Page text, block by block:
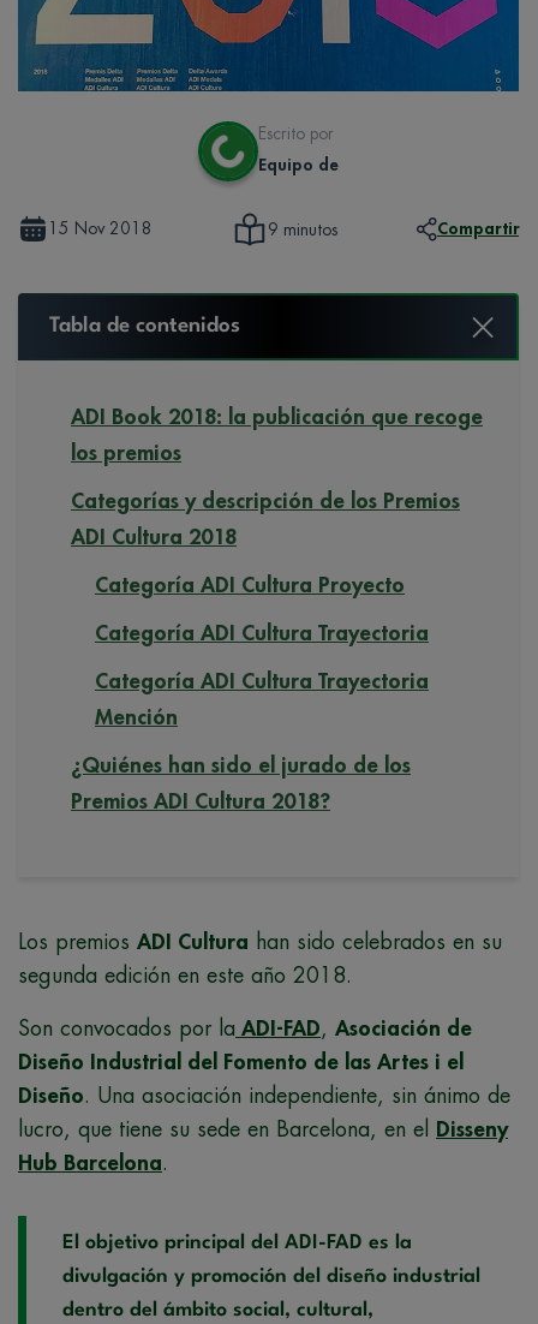
Escrito por
Equipo de
15 Nov 2018 9 minutos Compartir
Tabla de contenidos
ADI Book 2018: la publicación que recoge
los premios
Categorías y descripción de los Premios
ADI Cultura 2018
Categoría ADI Cultura Proyecto
Categoría ADI Cultura Trayectoria
Categoría ADI Cultura Trayectoria
Mención
¿Quiénes han sido el jurado de los
Premios ADI Cultura 2018?
Los premios ADI Cultura han sido celebrados en su
segunda edición en este año 2018.
Son convocados por la ADI-FAD, Asociación de
Diseño Industrial del Fomento de las Artes i el
Diseño. Una asociación independiente, sin ánimo de
lucro, que tiene su sede en Barcelona, en el
Disseny
Hub Barcelona.
El objetivo principal del ADI-FAD es la
divulgación y promoción del diseño industrial
dentro del ámbito social, cultural,